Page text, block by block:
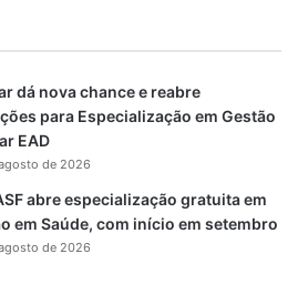
dá nova chance e reabre
para Especialização em Gestão
EAD
de 2026
abre especialização gratuita em
em Saúde, com início em setembro
de 2026